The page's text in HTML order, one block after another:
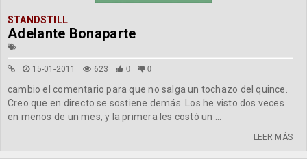
STANDSTILL
Adelante Bonaparte
15-01-2011 623 0 0
cambio el comentario para que no salga un tochazo del quince.
Creo que en directo se sostiene demás. Los he visto dos veces
en menos de un mes, y la primera les costó un ...
LEER MÁS